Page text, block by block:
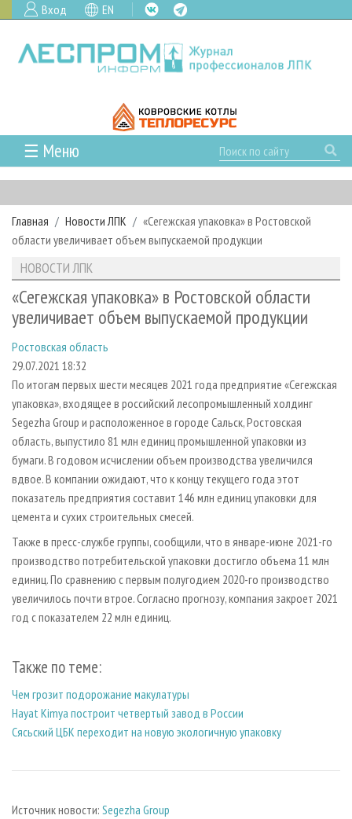
Вход EN
☰ Меню
ГЛАВНАЯ
РУБРИКИ И ТЕМЫ
РУБРИКИ ЖУРНАЛА
ЛЕСОЗАГОТОВКА
ЛЕСОПИЛЕНИЕ
СУШКА ДРЕВЕСИНЫ
ПРОИЗВОДСТВО ДРЕВЕСНЫХ ПЛИТ
ДЕРЕВЯННОЕ ДОМОСТРОЕНИЕ
ПРОИЗВОДСТВО МЕБЕЛИ
БИОЭНЕРГЕТИКА
ЦБП
ИНСТРУМЕНТ И МАТЕРИАЛЫ
НОВОСТИ
НОВОСТИ ЛПК
НОВОСТИ ЖУРНАЛА
ПРОЕКТЫ ЛПИ
АНАЛИТИКА
ПРЕДПРИЯТИЯ ЛПК
ПЕРСОНЫ
МОБИЛЬНЫЕ ВЫСТАВКИ
ОФИЦИАЛЬНЫЕ ДЕЛЕГАЦИИ
ПРИОРИТЕТНЫЕ ИНВЕСТПРОЕКТЫ
RUSSIAN FORESTRY REVIEW
ГАЗЕТА ЛЕСПРОМФОРУМ
БИБЛИОТЕКА СПЕЦИАЛИСТА
АРХИВ
АРХИВ ЖУРНАЛОВ
О ЖУРНАЛЕ
ПОДПИСКА
КОНТАКТЫ
РЕКЛАМОДАТЕЛЯМ
РЕКЛАМА
РЕКЛАМА НА САЙТЕ
Главная Новости ЛПК
«Сегежская упаковка» в Ростовской
области увеличивает объем выпускаемой продукции
НОВОСТИ ЛПК
«Сегежская упаковка» в Ростовской области
увеличивает объем выпускаемой продукции
Ростовская область
29.07.2021 18:32
По итогам первых шести месяцев 2021 года предприятие «Сегежская
упаковка», входящее в российский лесопромышленный холдинг
Segezha Group и расположенное в городе Сальск, Ростовская
область, выпустило 81 млн единиц промышленной упаковки из
бумаги. В годовом исчислении объем производства увеличился
вдвое. В компании ожидают, что к концу текущего года этот
показатель предприятия составит 146 млн единиц упаковки для
цемента и сухих строительных смесей.
Также в пресс-службе группы, сообщили, что в январе-июне 2021-го
производство потребительской упаковки достигло объема 11 млн
единиц. По сравнению с первым полугодием 2020-го производство
увеличилось почти втрое. Согласно прогнозу, компания закроет 2021
год с показателем 22 млн единиц.
Также по теме:
Чем грозит подорожание макулатуры
Hayat Kimya построит четвертый завод в России
Сясьский ЦБК переходит на новую экологичную упаковку
Источник новости: Segezha Group